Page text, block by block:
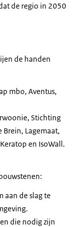
de regio in 2050
de handen
mbo, Aventus,
Stichting
Brein, Lagemaat,
en IsoWall.
aan de slag te
die nodig zijn